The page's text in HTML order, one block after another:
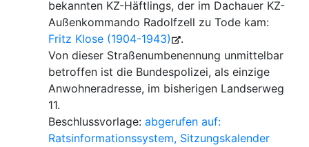
bekannten KZ-Häftlings, der im Dachauer KZ-
Außenkommando Radolfzell zu Tode kam:
Fritz Klose (1904-1943)
.
Von dieser Straßenumbenennung unmittelbar
betroffen ist die Bundespolizei, als einzige
Anwohneradresse, im bisherigen Landserweg
11.
Beschlussvorlage: abgerufen auf:
Ratsinformationssystem, Sitzungskalender